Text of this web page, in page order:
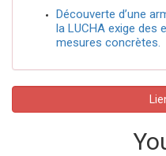
Découverte d’une
la LUCHA exige des
mesures concrètes.